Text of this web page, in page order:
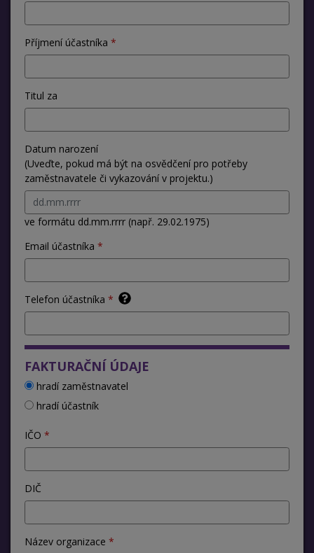
Příjmení účastníka
Titul za
Datum narození
(Uveďte, pokud má být na osvědčení pro potřeby
zaměstnavatele či vykazování v projektu.)
ve formátu dd.mm.rrrr (např. 29.02.1975)
Email účastníka
Telefon účastníka
FAKTURAČNÍ ÚDAJE
hradí zaměstnavatel
hradí účastník
IČO
DIČ
Název organizace